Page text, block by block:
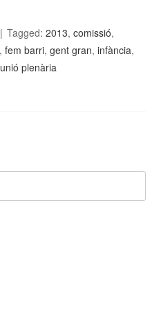
Tagged:2013,comissió,
,fem barri,gent gran,infància,
plenària